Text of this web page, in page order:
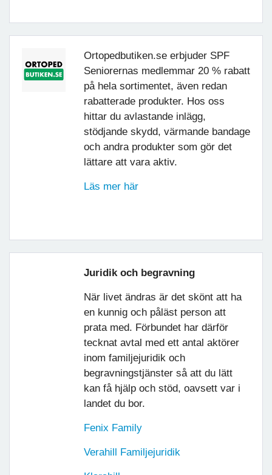
Ortopedbutiken.se erbjuder SPF
Seniorernas medlemmar 20 % rabatt
på hela sortimentet, även redan
rabatterade produkter. Hos oss
hittar du avlastande inlägg,
stödjande skydd, värmande bandage
och andra produkter som gör det
lättare att vara aktiv.
Läs mer här
Juridik och begravning
När livet ändras är det skönt att ha
en kunnig och påläst person att
prata med. Förbundet har därför
tecknat avtal med ett antal aktörer
inom familjejuridik och
begravningstjänster så att du lätt
kan få hjälp och stöd, oavsett var i
landet du bor.
Fenix Family
Verahill Familjejuridik